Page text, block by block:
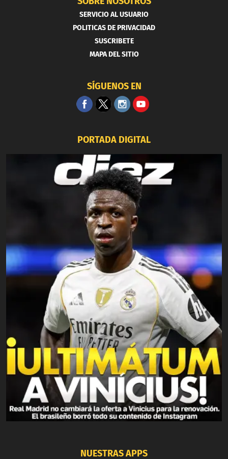
SERVICIO AL USUARIO
POLITICAS DE PRIVACIDAD
SUSCRIBETE
MAPA DEL SITIO
SÍGUENOS EN
PORTADA DIGITAL
NUESTRAS APPS